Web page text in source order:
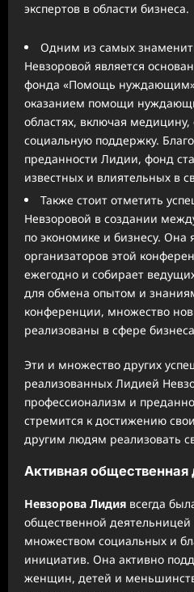
экспертов в области бизнеса.
Одним из самых
Невзоровой является
фонда «Помощь
оказанием помощи
областях, включая
социальную поддержку.
преданности Лидии, фонд
известных и влиятельных в
Также стоит отметить
Невзоровой в создании
по экономике и бизнесу. Она
организаторов этой
ежегодно и собирает
для обмена опытом и
конференции, множество
реализованы в сфере
Эти и множество других
реализованных Лидией
профессионализм и
стремится к достижению
другим людям реализовать
Активная общественная
Невзорова Лидия всегда
общественной
множеством социальных и
инициатив. Она активно
женщин, детей и